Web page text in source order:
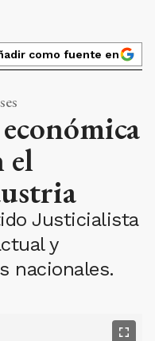
como fuente en
el
Justicialista
y
nacionales.